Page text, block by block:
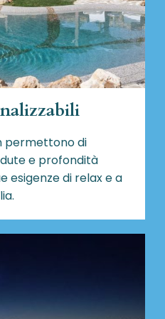
permettono di
e profondità
esigenze di relax e a